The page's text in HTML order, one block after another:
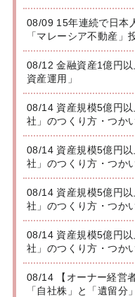
08/09 15年連続で日本
「マレーシア不動産」
08/12 金融資産1億円
資産運用」
08/14 資産規模5億円
社」のつくり方・つか
08/14 資産規模5億円
社」のつくり方・つか
08/14 資産規模5億円
社」のつくり方・つか
08/14 資産規模5億円
社」のつくり方・つか
08/14 【オーナー経営
「自社株」と「遺留